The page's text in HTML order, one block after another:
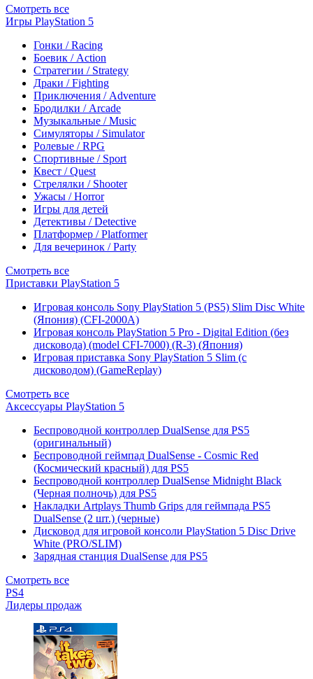
Смотреть все
Игры PlayStation 5
Гонки / Racing
Боевик / Action
Стратегии / Strategy
Драки / Fighting
Приключения / Adventure
Бродилки / Arcade
Музыкальные / Music
Симуляторы / Simulator
Ролевые / RPG
Спортивные / Sport
Квест / Quest
Стрелялки / Shooter
Ужасы / Horror
Игры для детей
Детективы / Detective
Платформер / Platformer
Для вечеринок / Party
Смотреть все
Приставки PlayStation 5
Игровая консоль Sony PlayStation 5 (PS5) Slim Disc White
(Япония) (CFI-2000A)
Игровая консоль PlayStation 5 Pro - Digital Edition (без
дисковода) (model CFI-7000) (R-3) (Япония)
Игровая приставка Sony PlayStation 5 Slim (с
дисководом) (GameReplay)
Смотреть все
Аксессуары PlayStation 5
Беспроводной контроллер DualSense для PS5
(оригинальный)
Беспроводной геймпад DualSense - Cosmic Red
(Космический красный) для PS5
Беспроводной контроллер DualSense Midnight Black
(Черная полночь) для PS5
Накладки Artplays Thumb Grips для геймпада PS5
DualSense (2 шт.) (черные)
Дисковод для игровой консоли PlayStation 5 Disc Drive
White (PRO/SLIM)
Зарядная станция DualSense для PS5
Смотреть все
PS4
Лидеры продаж